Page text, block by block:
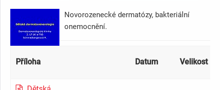
Novorozenecké dermatózy, bakteriální
onemocnění.
Příloha Datum Velikost